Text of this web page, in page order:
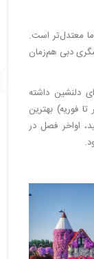
معتدل‌تر است.
دبی هم‌زمان
دلنشین داشته
فوریه) بهترین
اواخر فصل در